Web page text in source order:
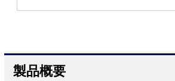
製品概要